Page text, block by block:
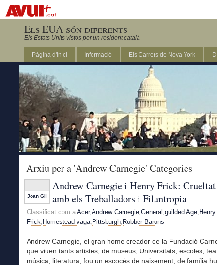
Els EUA són diferents
Els Estats Units vistos per un resident català
Pàgina d'inici Informació Els Carrers de Nova York
Arxiu per a 'Andrew Carnegie' Categories
Joan Gil
Andrew Carnegie i Henry Frick: Crueltat
amb els Treballadors i Filantropia
Classificat com a Acer,Andrew Carnegie,General ,guilded Age, Henry
Frick, Homestead vaga, Pittsburgh, Robber Barons
Andrew Carnegie, el gran home creador de la Fundació
que viuen tants artistes, de museus, Universitats, escoles,
música, literatura, fou un escocès de naixement, de família